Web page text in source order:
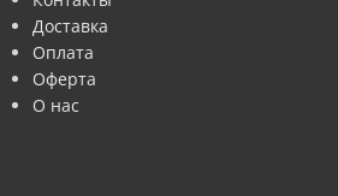
Доставка
Оплата
Оферта
О нас